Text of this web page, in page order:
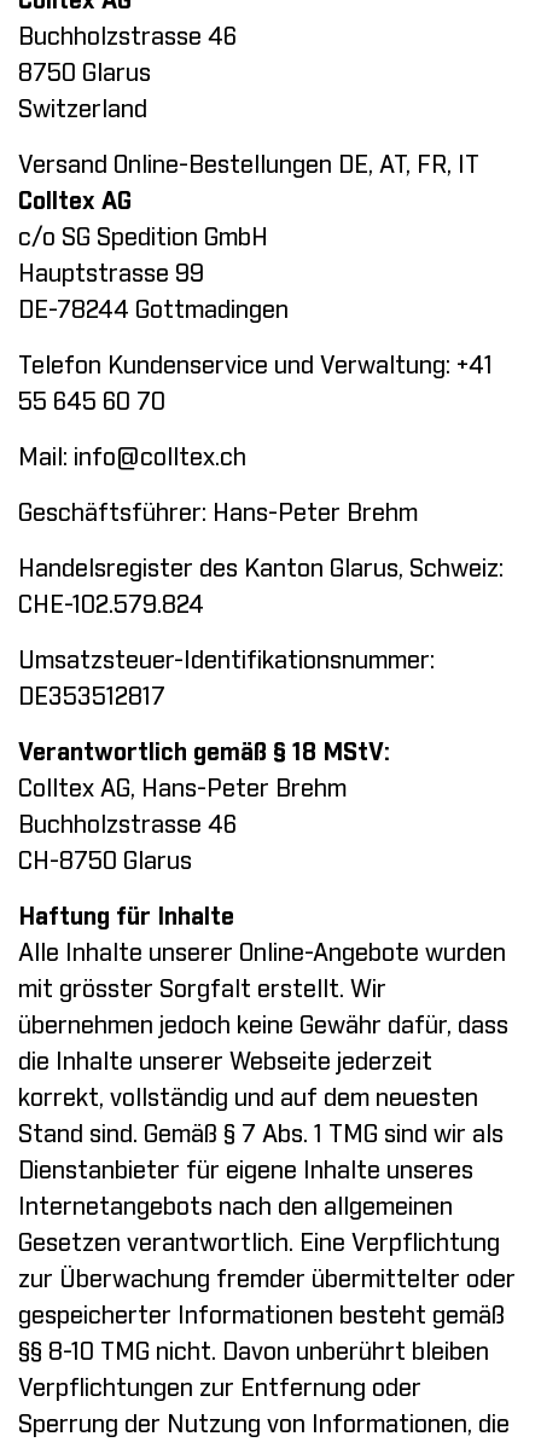
Buchholzstrasse 46
8750 Glarus
Switzerland
Versand Online-Bestellungen DE, AT, FR, IT
Colltex AG
c/o SG Spedition GmbH
Hauptstrasse 99
DE-78244 Gottmadingen
Telefon Kundenservice und Verwaltung: +41
55 645 60 70
Mail: info@colltex.ch
Geschäftsführer: Hans-Peter Brehm
Handelsregister des Kanton Glarus, Schweiz:
CHE-102.579.824
Umsatzsteuer-Identifikationsnummer:
DE353512817
Verantwortlich gemäß § 18 MStV:
Colltex AG, Hans-Peter Brehm
Buchholzstrasse 46
CH-8750 Glarus
Haftung für Inhalte
Alle Inhalte unserer Online-Angebote wurden
mit grösster Sorgfalt erstellt. Wir
übernehmen jedoch keine Gewähr dafür, dass
die Inhalte unserer Webseite jederzeit
korrekt, vollständig und auf dem neuesten
Stand sind. Gemäß § 7 Abs. 1 TMG sind wir als
Dienstanbieter für eigene Inhalte unseres
Internetangebots nach den allgemeinen
Gesetzen verantwortlich. Eine Verpflichtung
zur Überwachung fremder übermittelter oder
gespeicherter Informationen besteht gemäß
§§ 8-10 TMG nicht. Davon unberührt bleiben
Verpflichtungen zur Entfernung oder
Sperrung der Nutzung von Informationen, die